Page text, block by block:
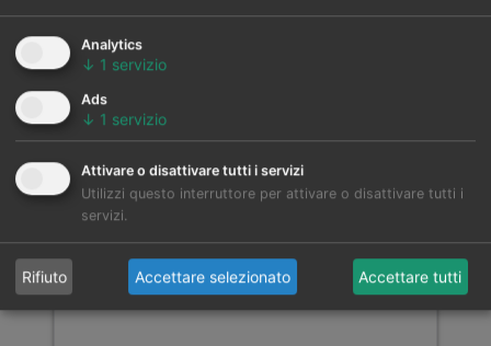
AleaSoft Energy Forecasting, 30 marzo
2026. Intervista di Ramón Roca,
direttore di El Periódico de la…
VEDI ALTRO >>
Analytics
↓ 1 servizio
Ads
↓ 1 servizio
Attivare o disattivare tutti i servizi
Utilizzi questo interruttore per attivare o disattivare tutti i
servizi.
Rifiuto Accettare selezionato Accettare tutti